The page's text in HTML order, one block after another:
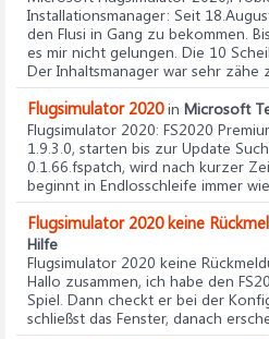
Installationsmanager: Seit
den Flusi in Gang zu bekommen.
es mir nicht gelungen. Die 10
Der Inhaltsmanager war sehr zähe
Flugsimulator 2020in Microsoft
Flugsimulator 2020: FS2020
1.9.3.0, starten bis zur Update
0.1.66.fspatch, wird nach kurzer
beginnt in Endlosschleife immer
Flugsimulator 2020 keine
Hilfe
Flugsimulator 2020 keine
Hallo zusammen, ich habe den
Spiel. Dann checkt er bei der
schließst das Fenster, danach